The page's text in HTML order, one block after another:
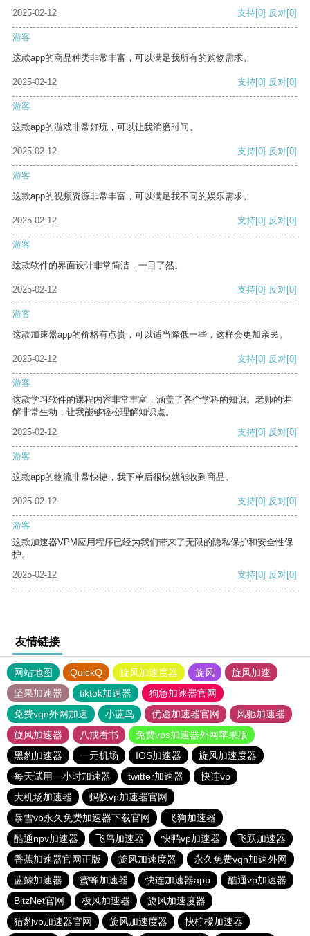
2025-02-12 支持[0] 反对[0]
游客
这款app的商品种类非常丰富，可以满足我所有的购物需求。
2025-02-12 支持[0] 反对[0]
游客
这款app的游戏非常好玩，可以让我消磨时间。
2025-02-12 支持[0] 反对[0]
游客
这款app的视频资源非常丰富，可以满足我不同的娱乐需求。
2025-02-12 支持[0] 反对[0]
游客
这款软件的界面设计非常简洁，一目了然。
2025-02-12 支持[0] 反对[0]
游客
这款加速器app的价格有点贵，可以适当降低一些，这样会更加亲民。
2025-02-12 支持[0] 反对[0]
游客
这款学习软件的课程内容非常丰富，涵盖了各个学科的知识。老师的讲
解非常生动，让我能够轻松理解知识点。
2025-02-12
支持[0] 反对[0]
游客
这款app的物流非常快捷，我下单后很快就能收到商品。
2025-02-12 支持[0] 反对[0]
游客
这款加速器VPM应用程序已经为我们带来了无限的隐私保护和安全性保
护。
2025-02-12
支持[0] 反对[0]
友情链接
网站地图 QuickQ 旋风加速度器 旋风
旋风加速
坚果加速器
tiktok加速器
狗急加速器官网
免费vqn外网加速
小蓝鸟 优途加速器官网
风驰加速器
旋风加速器
八戒看书
免费vps加速器外网苹果版
黑豹加速器
一元机场 IOS加速器
旋风加速度器
每天试用一小时加速器
twitter加速器
快连vp
大机场加速器
蚂蚁vp加速器官网
暴雪vp永久免费加速器下载官网
飞狗加速器
酷通npv加速器
飞鸟加速器 快鸭vp加速器
飞跃加速器
香蕉加速器官网正版
旋风加速度器
永久免费vqn加速外网
蓝鲸加速器
蜜蜂加速器 快连加速器app
酷通vp加速器
BitzNet官网
极风加速器
旋风加速度器
猎豹vp加速器官网
旋风加速度器 快柠檬加速器